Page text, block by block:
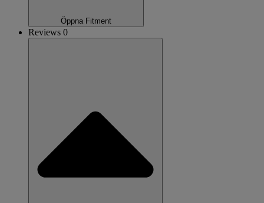
Öppna Fitment
Reviews 0